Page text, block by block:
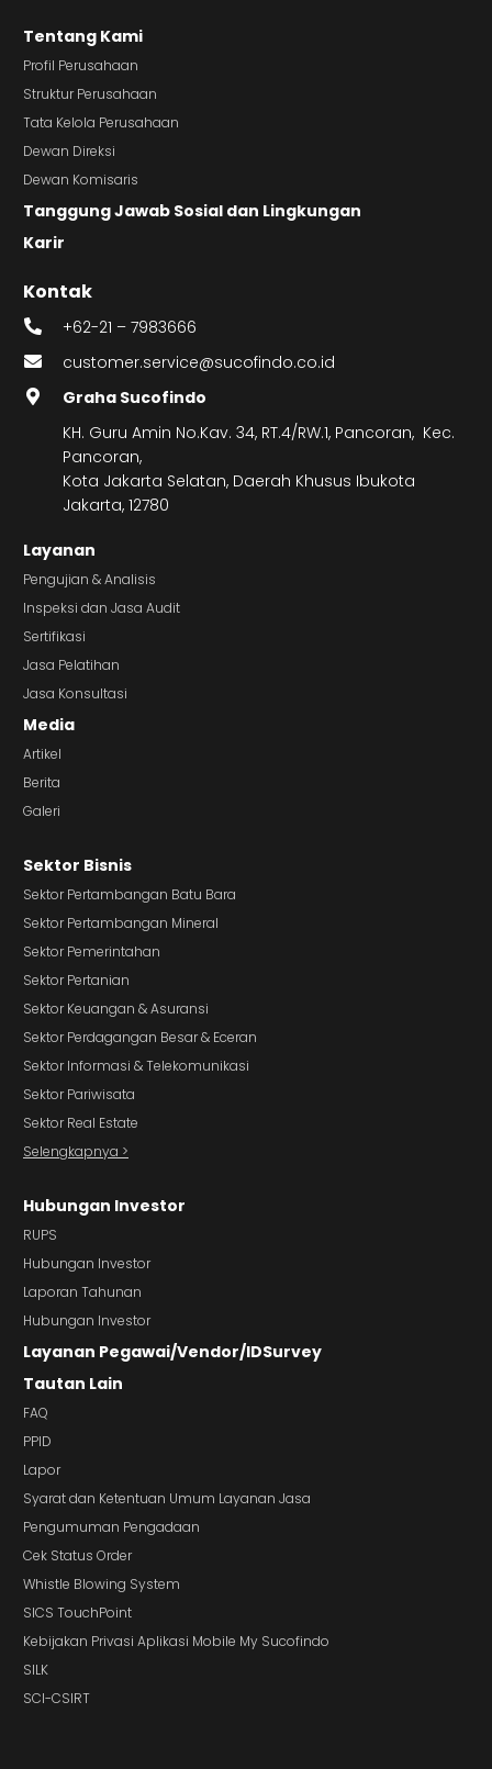
Tentang Kami
Profil Perusahaan
Struktur Perusahaan
Tata Kelola Perusahaan
Dewan Direksi
Dewan Komisaris
Tanggung Jawab Sosial dan Lingkungan
Karir
Kontak
+62-21 – 7983666
customer.service@sucofindo.co.id
Graha Sucofindo
KH. Guru Amin No.Kav. 34, RT.4/RW.1, Pancoran, Kec.
Pancoran,
Kota Jakarta Selatan, Daerah Khusus Ibukota
Jakarta, 12780
Layanan
Pengujian & Analisis
Inspeksi dan Jasa Audit
Sertifikasi
Jasa Pelatihan
Jasa Konsultasi
Media
Artikel
Berita
Galeri
Sektor Bisnis
Sektor Pertambangan Batu Bara
Sektor Pertambangan Mineral
Sektor Pemerintahan
Sektor Pertanian
Sektor Keuangan & Asuransi
Sektor Perdagangan Besar & Eceran
Sektor Informasi & Telekomunikasi
Sektor Pariwisata
Sektor Real Estate
Selengkapnya >
Hubungan Investor
RUPS
Hubungan Investor
Laporan Tahunan
Hubungan Investor
Layanan Pegawai/Vendor/IDSurvey
Tautan Lain
FAQ
PPID
Lapor
Syarat dan Ketentuan Umum Layanan Jasa
Pengumuman Pengadaan
Cek Status Order
Whistle Blowing System
SICS TouchPoint
Kebijakan Privasi Aplikasi Mobile My Sucofindo
SILK
SCI-CSIRT